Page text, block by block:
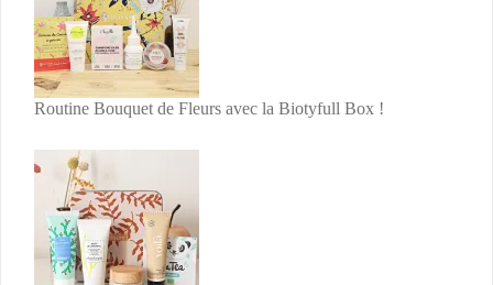
Routine Bouquet de Fleurs avec la Biotyfull Box !